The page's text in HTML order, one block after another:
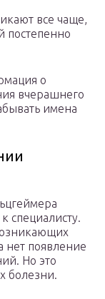
все чаще,
постепенно
о
вчерашнего
имена
специалисту.
нет появление
Но это
болезни.